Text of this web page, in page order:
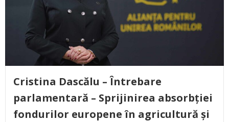
Cristina Dascălu – Întrebare
parlamentară – Sprijinirea absorbției
fondurilor europene în agricultură și